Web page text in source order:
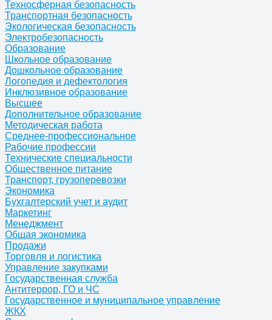
Техносферная безопасность
Транспортная безопасность
Экологическая безопасность
Электробезопасность
Образование
Школьное образование
Дошкольное образование
Логопедия и дефектология
Инклюзивное образование
Высшее
Дополнительное образование
Методическая работа
Среднее-профессиональное
Рабочие профессии
Технические специальности
Общественное питание
Транспорт, грузоперевозки
Экономика
Бухгалтерский учет и аудит
Маркетинг
Менеджмент
Общая экономика
Продажи
Торговля и логистика
Управление закупками
Государственная служба
Антитеррор, ГО и ЧС
Государственное и муниципальное управление
ЖКХ